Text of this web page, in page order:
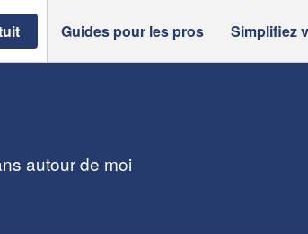
Guides pour les pros Simplifiez
autour de moi